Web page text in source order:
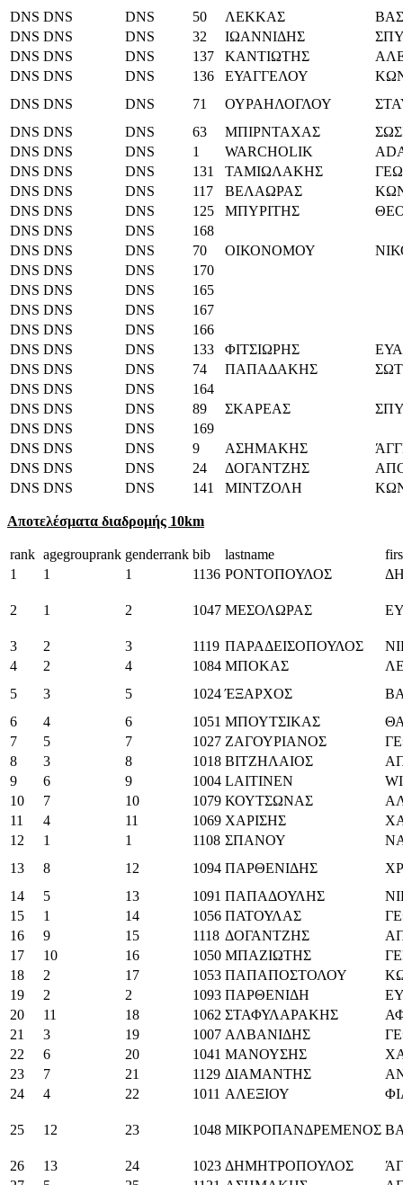
DNS DNS DNS 50 ΛΕΚΚΑΣ
DNS DNS DNS 32 ΙΩΑΝΝΙΔΗΣ
DNS DNS DNS 137 ΚΑΝΤΙΩΤΗΣ
DNS DNS DNS 136 ΕΥΑΓΓΕΛΟΥ
DNS DNS DNS 71 ΟΥΡΑΗΛΟΓΛΟΥ
DNS DNS DNS 63 ΜΠΙΡΝΤΑΧΑΣ
DNS DNS DNS 1 WARCHOLIK
DNS DNS DNS 131 ΤΑΜΙΩΛΑΚΗΣ
DNS DNS DNS 117 ΒΕΛΑΩΡΑΣ
DNS DNS DNS 125 ΜΠΥΡΙΤΗΣ
DNS DNS DNS
168
DNS DNS DNS 70 ΟΙΚΟΝΟΜΟΥ
DNS DNS DNS
170
DNS DNS DNS
165
DNS DNS DNS
167
DNS DNS DNS
166
DNS DNS DNS 133 ΦΙΤΣΙΩΡΗΣ
DNS DNS DNS 74 ΠΑΠΑΔΑΚΗΣ
DNS DNS DNS
164
DNS DNS DNS 89 ΣΚΑΡΕΑΣ
DNS DNS DNS
169
DNS DNS DNS 9 ΑΣΗΜΑΚΗΣ
DNS DNS DNS 24 ΔΟΓΑΝΤΖΗΣ
DNS DNS DNS 141 ΜΙΝΤΖΟΛΗ
Αποτελέσματα διαδρομής 10km
rank agegrouprank genderrank bib lastname
1
1 1 1136 ΡΟΝΤΟΠΟΥΛΟΣ
2 1 2 1047 ΜΕΣΟΛΩΡΑΣ
3 2 3 1119 ΠΑΡΑΔΕΙΣΟΠΟΥΛΟΣ
4
2 4 1084 ΜΠΟΚΑΣ
5
3 5 1024 ΈΞΑΡΧΟΣ
6
4 6 1051 ΜΠΟΥΤΣΙΚΑΣ
7
5 7 1027 ΖΑΓΟΥΡΙΑΝΟΣ
8
3 8 1018 ΒΙΤΖΗΛΑΙΟΣ
9
6 9 1004 LAITINEN
10
7 10 1079 ΚΟΥΤΣΩΝΑΣ
11
4 11 1069 ΧΑΡΙΣΗΣ
12
1 1 1108 ΣΠΑΝΟΥ
13
8 12 1094 ΠΑΡΘΕΝΙΔΗΣ
14
5 13 1091 ΠΑΠΑΔΟΥΛΗΣ
15
1 14 1056 ΠΑΤΟΥΛΑΣ
16
9 15 1118 ΔΟΓΑΝΤΖΗΣ
17
10 16 1050 ΜΠΑΖΙΩΤΗΣ
18
2 17 1053 ΠΑΠΑΠΟΣΤΟΛΟΥ
19
2 2 1093 ΠΑΡΘΕΝΙΔΗ
20
11 18 1062 ΣΤΑΦΥΛΑΡΑΚΗΣ
21
3 19 1007 ΑΛΒΑΝΙΔΗΣ
22
6 20 1041 ΜΑΝΟΥΣΗΣ
23
7 21 1129 ΔΙΑΜΑΝΤΗΣ
24
4 22 1011 ΑΛΕΞΙΟΥ
25 12 23 1048 ΜΙΚΡΟΠΑΝΔΡΕΜΕΝΟΣ
26 13 24 1023 ΔΗΜΗΤΡΟΠΟΥΛΟΣ